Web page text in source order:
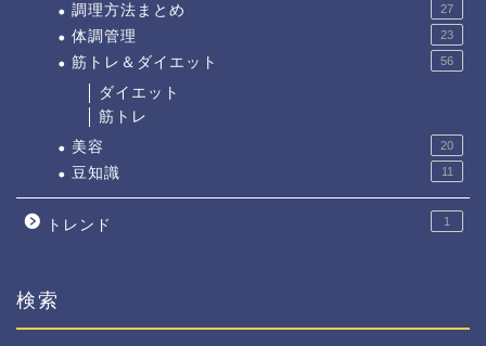
調理方法まとめ 27
体調管理 23
筋トレ＆ダイエット 56
ダイエット
筋トレ
美容
20
豆知識 11
トレンド 1
検索